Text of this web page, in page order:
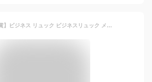
【楽天1位受賞】ビジネス リュック ビジネスリュック メンズ 日本製 鎧布 自立 40代 50代 出張 リュックサック ダブルルーム ノートパソコン 13.3インチ対応 18L A4 11ポケット 通勤 国産素材 豊岡鞄 おしゃれ 贈り物 プレゼント PCリュック 大人